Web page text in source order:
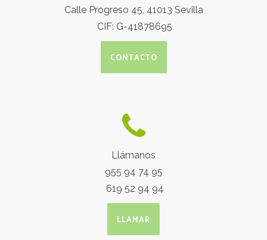
Calle Progreso 45, 41013 Sevilla
CIF: G-41878695
CONTACTO
Llámanos
955 94 74 95
619 52 94 94
LLAMAR